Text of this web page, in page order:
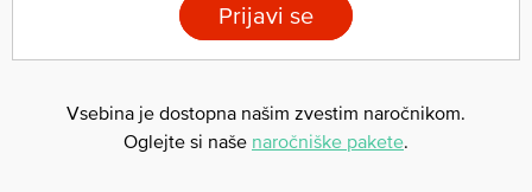
Prijavi se
Vsebina je dostopna našim zvestim naročnikom.
Oglejte si naše naročniške pakete